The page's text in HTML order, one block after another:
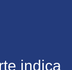
indica